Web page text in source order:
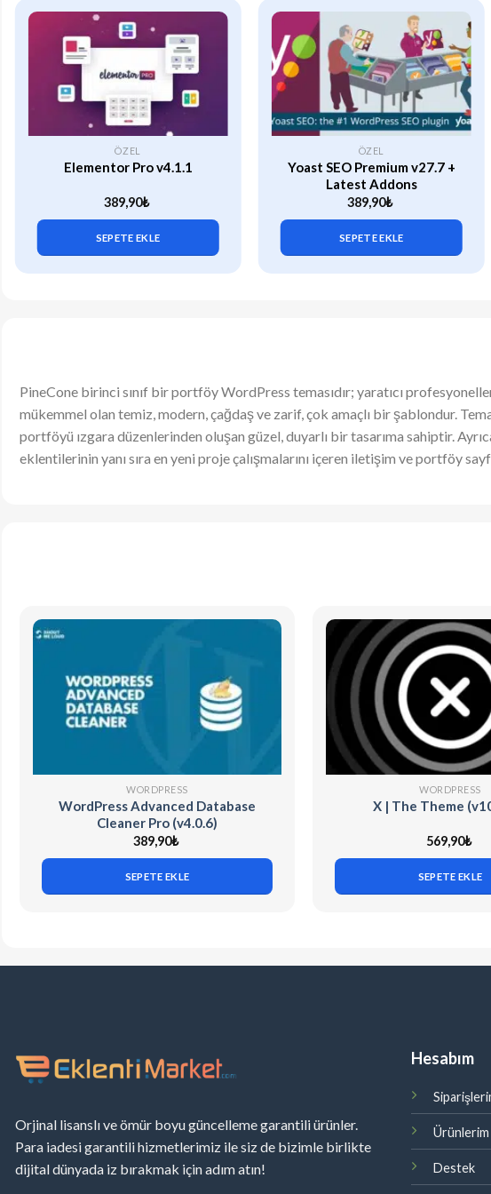
ÖZEL
Elementor Pro v4.1.1
389,90₺
SEPETE EKLE
ÖZEL
Yoast SEO Premium v27.7 +
Latest Addons
389,90₺
SEPETE EKLE
PineCone birinci sınıf bir portföy WordPress temasıdır; yaratıcı
mükemmel olan temiz, modern, çağdaş ve zarif, çok amaçlı bir şablondur.
portföyü ızgara düzenlerinden oluşan güzel, duyarlı bir tasarıma sahiptir.
eklentilerinin yanı sıra en yeni proje çalışmalarını içeren iletişim ve portföy
WORDPRESS
WordPress Advanced Database
Cleaner Pro (v4.0.6)
389,90₺
SEPETE EKLE
WORDPRESS
X | The Theme
569,90₺
SEPETE EKLE
Orjinal lisanslı ve ömür boyu güncelleme garantili ürünler.
Para iadesi garantili hizmetlerimiz ile siz de bizimle birlikte
dijital dünyada iz bırakmak için adım atın!
Hesabım
Ürünlerim
Destek